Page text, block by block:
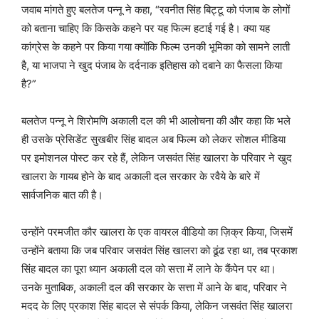
जवाब मांगते हुए बलतेज पन्नू ने कहा, “रवनीत सिंह बिट्टू को पंजाब के लोगों
को बताना चाहिए कि किसके कहने पर यह फिल्म हटाई गई है। क्या यह
कांग्रेस के कहने पर किया गया क्योंकि फिल्म उनकी भूमिका को सामने लाती
है, या भाजपा ने खुद पंजाब के दर्दनाक इतिहास को दबाने का फैसला किया
है?”
बलतेज पन्नू ने शिरोमणि अकाली दल की भी आलोचना की और कहा कि भले
ही उसके प्रेसिडेंट सुखबीर सिंह बादल अब फिल्म को लेकर सोशल मीडिया
पर इमोशनल पोस्ट कर रहे हैं, लेकिन जसवंत सिंह खालरा के परिवार ने खुद
खालरा के गायब होने के बाद अकाली दल सरकार के रवैये के बारे में
सार्वजनिक बात की है।
उन्होंने परमजीत कौर खालरा के एक वायरल वीडियो का ज़िक्र किया, जिसमें
उन्होंने बताया कि जब परिवार जसवंत सिंह खालरा को ढूंढ रहा था, तब प्रकाश
सिंह बादल का पूरा ध्यान अकाली दल को सत्ता में लाने के कैंपेन पर था।
उनके मुताबिक, अकाली दल की सरकार के सत्ता में आने के बाद, परिवार ने
मदद के लिए प्रकाश सिंह बादल से संपर्क किया, लेकिन जसवंत सिंह खालरा